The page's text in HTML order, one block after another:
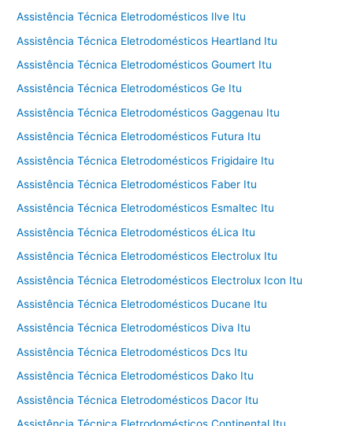
Assistência Técnica Eletrodomésticos Ilve Itu
Assistência Técnica Eletrodomésticos Heartland Itu
Assistência Técnica Eletrodomésticos Goumert Itu
Assistência Técnica Eletrodomésticos Ge Itu
Assistência Técnica Eletrodomésticos Gaggenau Itu
Assistência Técnica Eletrodomésticos Futura Itu
Assistência Técnica Eletrodomésticos Frigidaire Itu
Assistência Técnica Eletrodomésticos Faber Itu
Assistência Técnica Eletrodomésticos Esmaltec Itu
Assistência Técnica Eletrodomésticos éLica Itu
Assistência Técnica Eletrodomésticos Electrolux Itu
Assistência Técnica Eletrodomésticos Electrolux Icon Itu
Assistência Técnica Eletrodomésticos Ducane Itu
Assistência Técnica Eletrodomésticos Diva Itu
Assistência Técnica Eletrodomésticos Dcs Itu
Assistência Técnica Eletrodomésticos Dako Itu
Assistência Técnica Eletrodomésticos Dacor Itu